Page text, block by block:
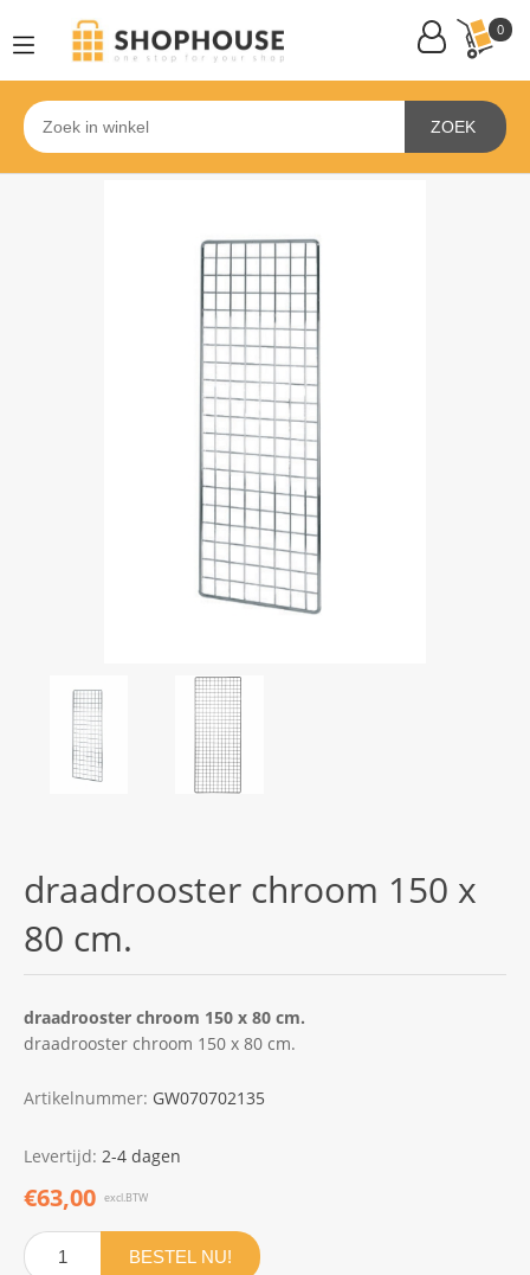
0
ZOEK
draadrooster chroom 150 x
80 cm.
draadrooster chroom 150 x 80 cm.
draadrooster chroom 150 x 80 cm.
Artikelnummer: GW070702135
Levertijd: 2-4 dagen
€63,00 excl.BTW
BESTEL NU!